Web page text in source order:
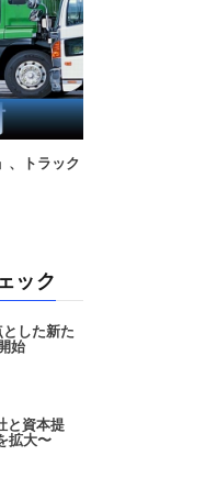
、トラック
ック
した新た
始
と資本提
拡大〜